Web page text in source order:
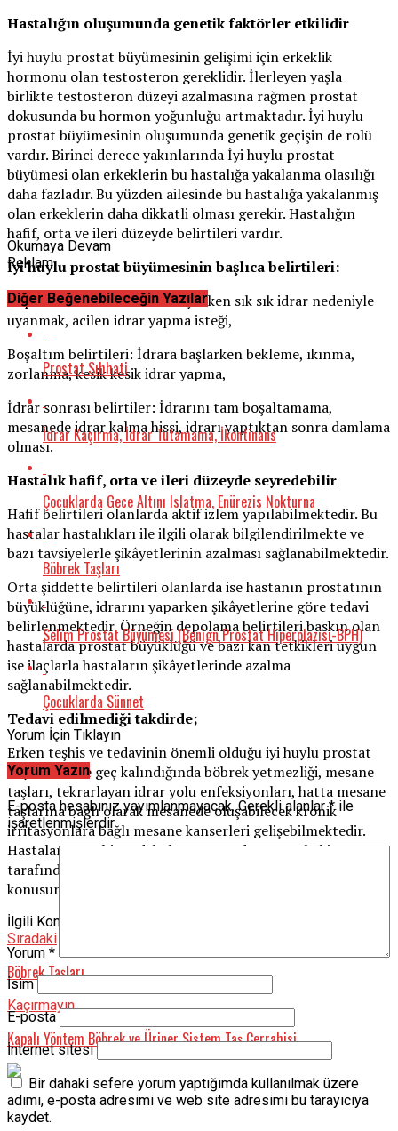
Hastalığın oluşumunda genetik faktörler etkilidir
İyi huylu prostat büyümesinin gelişimi için erkeklik
hormonu olan testosteron gereklidir. İlerleyen yaşla
birlikte testosteron düzeyi azalmasına rağmen prostat
dokusunda bu hormon yoğunluğu artmaktadır. İyi huylu
prostat büyümesinin oluşumunda genetik geçişin de rolü
vardır. Birinci derece yakınlarında İyi huylu prostat
büyümesi olan erkeklerin bu hastalığa yakalanma olasılığı
daha fazladır. Bu yüzden ailesinde bu hastalığa yakalanmış
olan erkeklerin daha dikkatli olması gerekir. Hastalığın
hafif, orta ve ileri düzeyde belirtileri vardır.
İyi huylu prostat büyümesinin başlıca belirtileri:
Depolama belirtileri: Gece uyurken sık sık idrar nedeniyle
uyanmak, acilen idrar yapma isteği,
Boşaltım belirtileri: İdrara başlarken bekleme, ıkınma,
zorlanma, kesik kesik idrar yapma,
İdrar sonrası belirtiler: İdrarını tam boşaltamama,
mesanede idrar kalma hissi, idrarı yaptıktan sonra damlama
olması.
Hastalık hafif, orta ve ileri düzeyde seyredebilir
Hafif belirtileri olanlarda aktif izlem yapılabilmektedir. Bu
hastalar hastalıkları ile ilgili olarak bilgilendirilmekte ve
bazı tavsiyelerle şikâyetlerinin azalması sağlanabilmektedir.
Orta şiddette belirtileri olanlarda ise hastanın prostatının
büyüklüğüne, idrarını yaparken şikâyetlerine göre tedavi
belirlenmektedir. Örneğin depolama belirtileri baskın olan
hastalarda prostat büyüklüğü ve bazı kan tetkikleri uygun
ise ilaçlarla hastaların şikâyetlerinde azalma
sağlanabilmektedir.
Tedavi edilmediği takdirde;
Erken teşhis ve tedavinin önemli olduğu iyi huylu prostat
büyümesinde geç kalındığında böbrek yetmezliği, mesane
taşları, tekrarlayan idrar yolu enfeksiyonları, hatta mesane
taşlarına bağlı olarak mesanede oluşabilecek kronik
irritasyonlara bağlı mesane kanserleri gelişebilmektedir.
Hastalar, cerrahi müdahale sonrasında uzman hekim
tarafından dikkatli şekilde takip edilmeli ve bol su içmeleri
konusunda da uyarılmalıdırlar.
İlgili Konular:
Sıradaki
Böbrek Taşları
Kaçırmayın
Kapalı Yöntem Böbrek ve Üriner Sistem Taş Cerrahisi
Okumaya Devam
Reklam
Diğer Beğenebileceğin Yazılar
Prostat Sıhhati
İdrar Kaçırma, İdrar Tutamama, İkontinans
Çocuklarda Gece Altını Islatma, Enürezis Nokturna
Böbrek Taşları
Selim Prostat Büyümesi (Benign Prostat Hiperplazisi-BPH)
Çocuklarda Sünnet
Yorum İçin Tıklayın
Yorum Yazın
E-posta hesabınız yayımlanmayacak. Gerekli alanlar*ile
işaretlenmişlerdir
Yorum *
İsim
E-posta
İnternet sitesi
Bir dahaki sefere yorum yaptığımda kullanılmak üzere
adımı, e-posta adresimi ve web site adresimi bu tarayıcıya
kaydet.